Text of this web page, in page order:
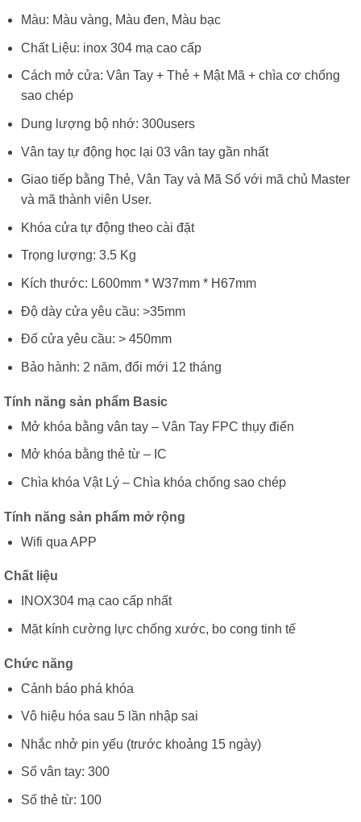
Màu: Màu vàng, Màu đen, Màu bạc
Chất Liệu: inox 304 mạ cao cấp
Cách mở cửa: Vân Tay + Thẻ + Mật Mã + chìa cơ chống
sao chép
Dung lượng bộ nhớ: 300users
Vân tay tự động học lại 03 vân tay gần nhất
Giao tiếp bằng Thẻ, Vân Tay và Mã Số với mã chủ Master
và mã thành viên User.
Khóa cửa tự động theo cài đặt
Trọng lượng: 3.5 Kg
Kích thước: L600mm * W37mm * H67mm
Độ dày cửa yêu cầu: >35mm
Đố cửa yêu cầu: > 450mm
Bảo hành: 2 năm, đổi mới 12 tháng
Tính năng sản phẩm Basic
Mở khóa bằng vân tay – Vân Tay FPC thụy điển
Mở khóa bằng thẻ từ – IC
Chìa khóa Vật Lý – Chìa khóa chống sao chép
Tính năng sản phẩm mở rộng
Wifi qua APP
Chất liệu
INOX304 mạ cao cấp nhất
Mặt kính cường lực chống xước, bo cong tinh tế
Chức năng
Cảnh báo phá khóa
Vô hiệu hóa sau 5 lần nhập sai
Nhắc nhở pin yếu (trước khoảng 15 ngày)
Số vân tay: 300
Số thẻ từ: 100